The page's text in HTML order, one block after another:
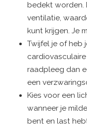
bedekt worden.
ventilatie,
kunt krijgen. Je
Twijfel je of heb
raadpleeg dan
een
Kies voor een
wanneer je
bent en last